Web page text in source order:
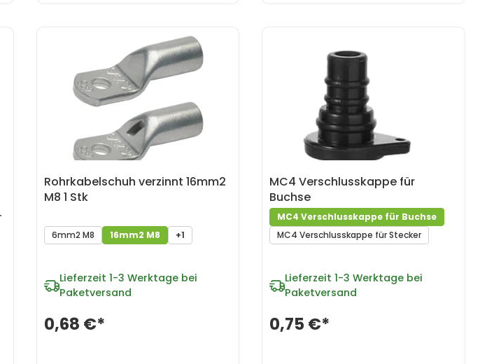
Rohrkabelschuh verzinnt 16mm2
M8 1 Stk
6mm2 M8 16mm2 M8 +1
Lieferzeit 1-3 Werktage bei
Paketversand
0,68 €*
MC4 Verschlusskappe für
Buchse
MC4 Verschlusskappe für Buchse
MC4 Verschlusskappe für Stecker
Lieferzeit 1-3 Werktage bei
Paketversand
0,75 €*